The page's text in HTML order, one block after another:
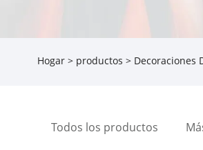
Hogar > productos > Decoraciones
Todos los productos